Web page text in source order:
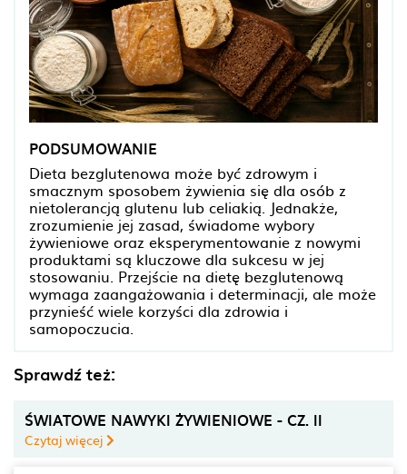
PODSUMOWANIE
Dieta bezglutenowa może być zdrowym i
smacznym sposobem żywienia się dla osób z
nietolerancją glutenu lub celiakią. Jednakże,
zrozumienie jej zasad, świadome wybory
żywieniowe oraz eksperymentowanie z nowymi
produktami są kluczowe dla sukcesu w jej
stosowaniu. Przejście na dietę bezglutenową
wymaga zaangażowania i determinacji, ale może
przynieść wiele korzyści dla zdrowia i
samopoczucia.
Sprawdź też:
ŚWIATOWE NAWYKI ŻYWIENIOWE - CZ. II
Czytaj więcej